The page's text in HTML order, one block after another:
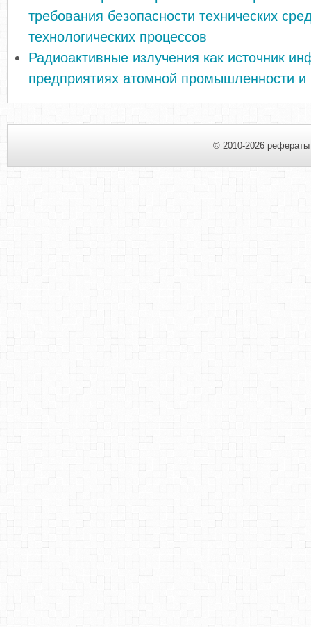
требования безопасности технических
технологических процессов
Радиоактивные излучения как источник
предприятиях атомной промышленности и
© 2010-2026 рефераты